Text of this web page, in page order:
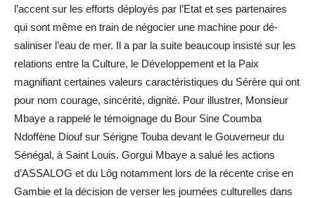
l’accent sur les efforts déployés par l’Etat et ses partenaires
qui sont même en train de négocier une machine pour dé-
saliniser l’eau de mer. Il a par la suite beaucoup insisté sur les
relations entre la Culture, le Développement et la Paix
magnifiant certaines valeurs caractéristiques du Sérère qui ont
pour nom courage, sincérité, dignité. Pour illustrer, Monsieur
Mbaye a rappelé le témoignage du Bour Sine Coumba
Ndoffène Diouf sur Sérigne Touba devant le Gouverneur du
Sénégal, à Saint Louis. Gorgui Mbaye a salué les actions
d’ASSALOG et du Lôg notamment lors de la récente crise en
Gambie et la décision de verser les journées culturelles dans